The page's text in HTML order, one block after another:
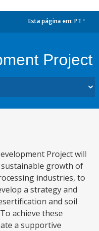
Esta página em: PT
Project
Project will
growth of
industries, to
a strategy and
and soil
achieve these
a supportive